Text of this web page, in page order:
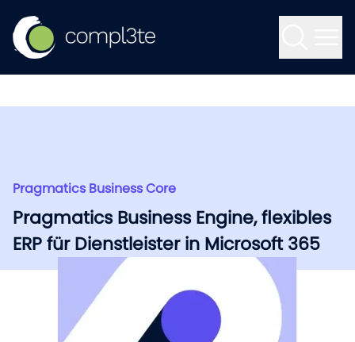
Zum Inhalt springen
Kontakt
Software-Entwicklung
Pragmatics
Pragmatics Business Core
Pragmatics Business Engine, flexibles
ERP für Dienstleister in Microsoft 365
Pragmatics Business Core
Pragmatics Business Engine, flexibles
ERP für Dienstleister in Microsoft 365